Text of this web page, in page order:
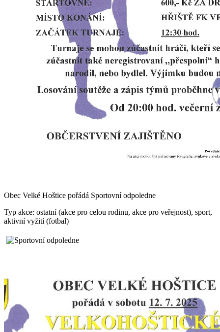
Obec Velké Hoštice pořádá Sportovní odpoledne
Typ akce: ostatní (akce pro celou rodinu, akce pro veřejnost), sport,
aktivní vyžití (fotbal)